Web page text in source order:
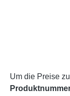
Um die Preise